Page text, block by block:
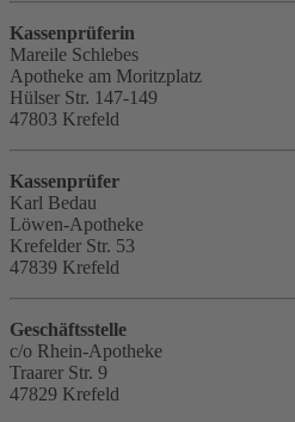
Kassenprüferin
Mareile Schlebes
Apotheke am Moritzplatz
Hülser Str. 147-149
47803 Krefeld
Kassenprüfer
Karl Bedau
Löwen-Apotheke
Krefelder Str. 53
47839 Krefeld
Geschäftsstelle
c/o Rhein-Apotheke
Traarer Str. 9
47829 Krefeld